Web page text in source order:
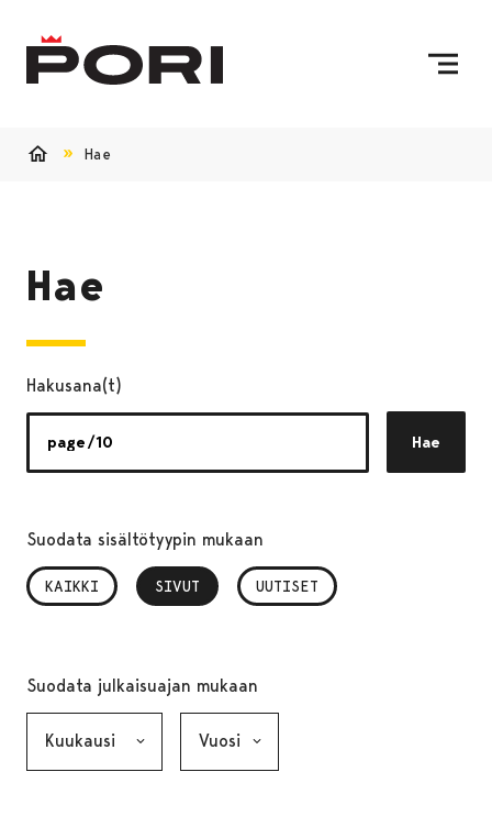
Hae
Hae
Hakusana(t)
Hae
Suodata sisältötyypin mukaan
KAIKKI SIVUT
, VALITTU UUTISET
Suodata julkaisuajan mukaan